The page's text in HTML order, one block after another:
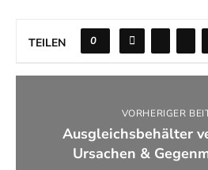
TEILEN 0
VORHERIGER
Ausgleichsbehälter
Ursachen &